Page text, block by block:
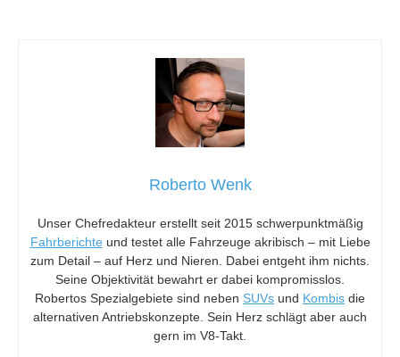
Roberto Wenk
Unser Chefredakteur erstellt seit 2015 schwerpunktmäßig
Fahrberichte und testet alle Fahrzeuge akribisch – mit Liebe
zum Detail – auf Herz und Nieren. Dabei entgeht ihm nichts.
Seine Objektivität bewahrt er dabei kompromisslos.
Robertos Spezialgebiete sind neben SUVs und Kombis die
alternativen Antriebskonzepte. Sein Herz schlägt aber auch
gern im V8-Takt.